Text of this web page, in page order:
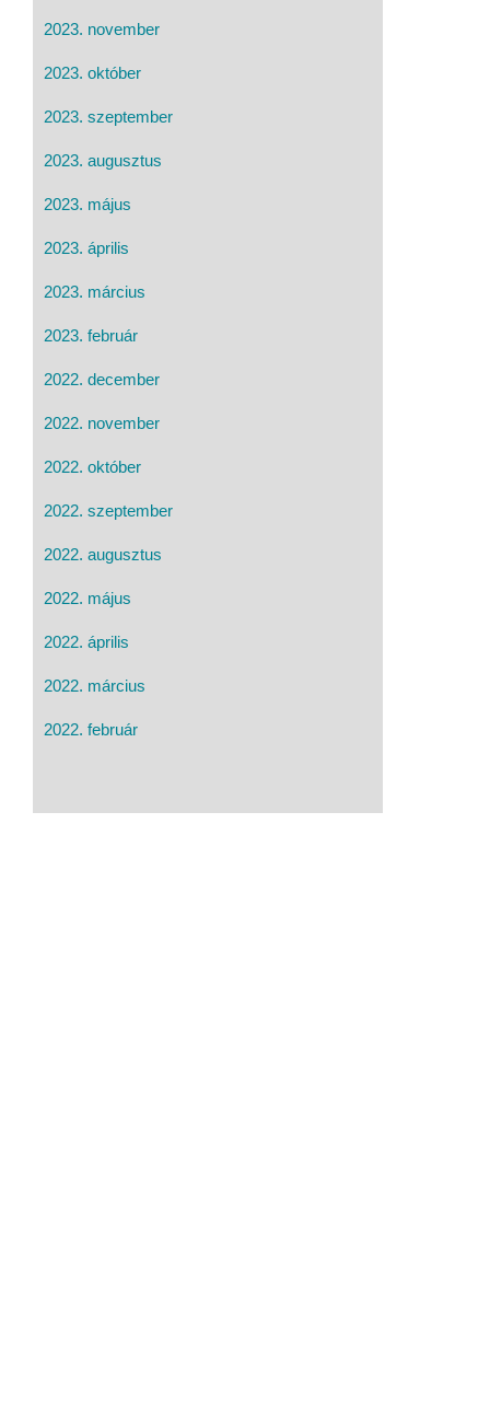
2023. november
2023. október
2023. szeptember
2023. augusztus
2023. május
2023. április
2023. március
2023. február
2022. december
2022. november
2022. október
2022. szeptember
2022. augusztus
2022. május
2022. április
2022. március
2022. február